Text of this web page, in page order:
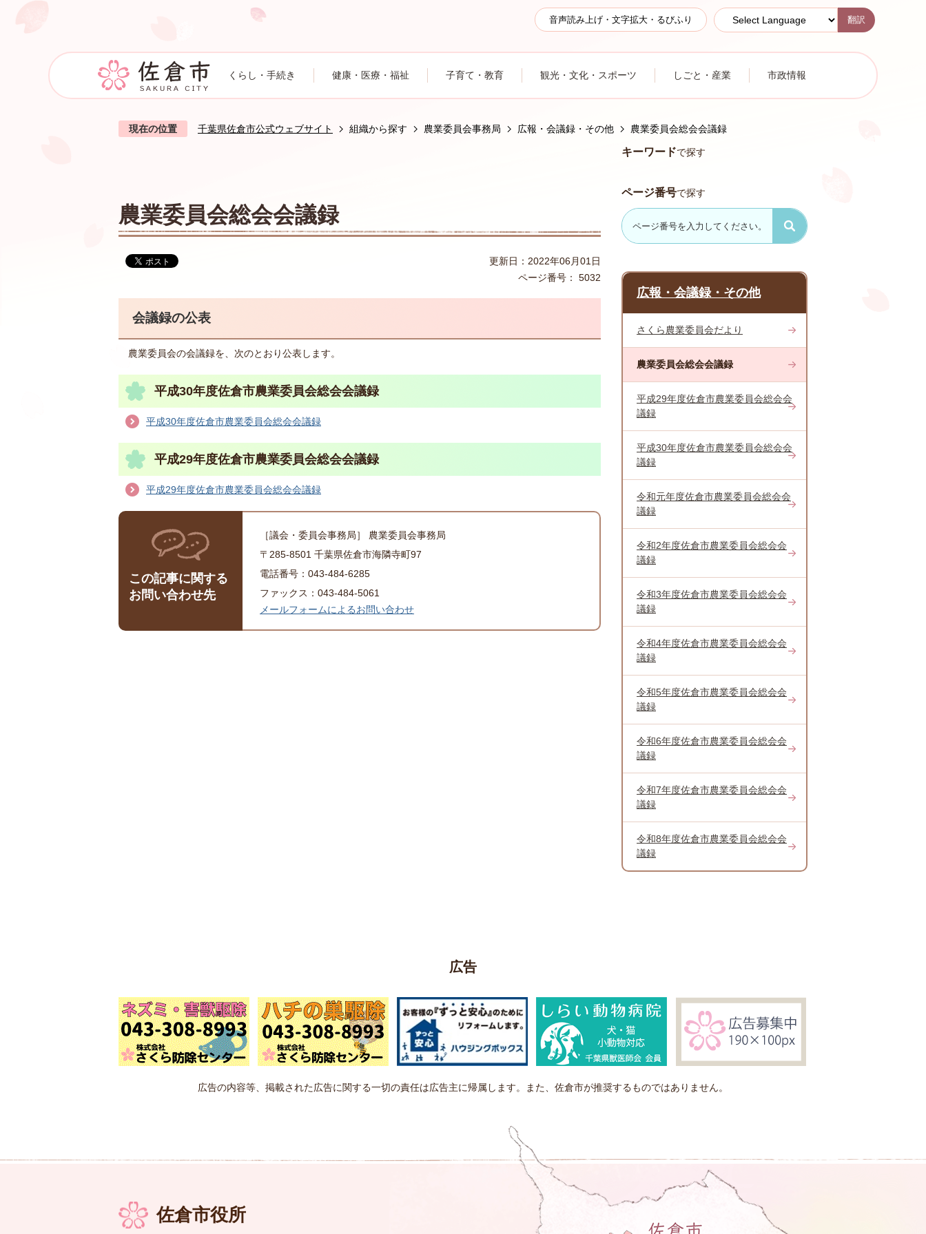
音声読み上げ・文字拡大・るびふり 翻訳
くらし・手続き 健康・医療・福祉 子育て・教育 観光・文化・スポーツ しごと・産業 市政情報
現在の位置 千葉県佐倉市公式ウェブサイト 組織から探す 農業委員会事務局 広報・会議録・その他 農業委員会総会会議録
農業委員会総会会議録
更新日：2022年06月01日
ページ番号：
5032
会議録の公表
農業委員会の会議録を、次のとおり公表します。
平成30年度佐倉市農業委員会総会会議録
平成30年度佐倉市農業委員会総会会議録
平成29年度佐倉市農業委員会総会会議録
平成29年度佐倉市農業委員会総会会議録
この記事に関する
お問い合わせ先
［議会・委員会事務局］ 農業委員会事務局
〒285-8501 千葉県佐倉市海隣寺町97
電話番号：043-484-6285
ファックス：043-484-5061
メールフォームによるお問い合わせ
キーワードで探す
ページ番号で探す
広報・会議録・その他
さくら農業委員会だより
農業委員会総会会議録
平成29年度佐倉市農業委員会総会会
議録
平成30年度佐倉市農業委員会総会会
議録
令和元年度佐倉市農業委員会総会会
議録
令和2年度佐倉市農業委員会総会会
議録
令和3年度佐倉市農業委員会総会会
議録
令和4年度佐倉市農業委員会総会会
議録
令和5年度佐倉市農業委員会総会会
議録
令和6年度佐倉市農業委員会総会会
議録
令和7年度佐倉市農業委員会総会会
議録
令和8年度佐倉市農業委員会総会会
議録
広告
広告の内容等、掲載された広告に関する一切の責任は広告主に帰属します。また、佐倉市が推奨するものではありません。
佐倉市役所